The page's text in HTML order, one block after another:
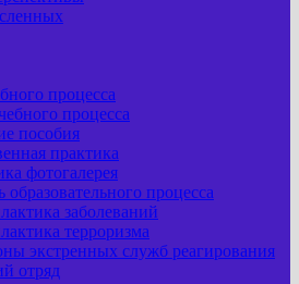
процесса
процесса
пособия
практика
фотогалерея
образовательного процесса
заболеваний
терроризма
экстренных служб реагирования
отряд